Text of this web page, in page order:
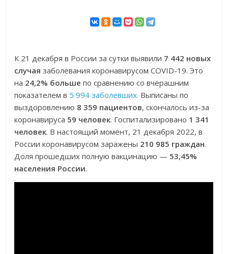
К 21 декабря в России за сутки выявили 7 442 новых
случая заболевания коронавирусом COVID-19. Это
на 24,2% больше по сравнению со вчерашним
показателем в 5 994 заболевших. Выписаны по
выздоровлению 8 359 пациентов, скончалось из-за
коронавируса 59 человек. Госпитализировано 1 341
человек. В настоящий момент, 21 декабря 2022, в
России коронавирусом заражены 210 985 граждан.
Доля прошедших полную вакцинацию — 53,45%
населения России.